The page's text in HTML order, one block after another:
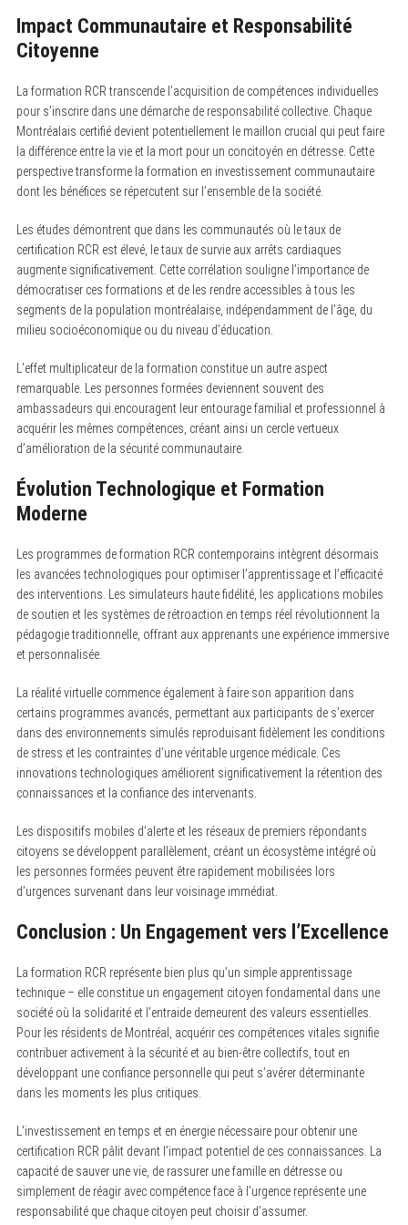
Impact Communautaire et Responsabilité
Citoyenne
La formation RCR transcende l’acquisition de compétences individuelles
pour s’inscrire dans une démarche de responsabilité collective. Chaque
Montréalais certifié devient potentiellement le maillon crucial qui peut faire
la différence entre la vie et la mort pour un concitoyén en détresse. Cette
perspective transforme la formation en investissement communautaire
dont les bénéfices se répercutent sur l’ensemble de la société.
Les études démontrent que dans les communautés où le taux de
certification RCR est élevé, le taux de survie aux arrêts cardiaques
augmente significativement. Cette corrélation souligne l’importance de
démocratiser ces formations et de les rendre accessibles à tous les
segments de la population montréalaise, indépendamment de l’âge, du
milieu socioéconomique ou du niveau d’éducation.
L’effet multiplicateur de la formation constitue un autre aspect
remarquable. Les personnes formées deviennent souvent des
ambassadeurs qui encouragent leur entourage familial et professionnel à
acquérir les mêmes compétences, créant ainsi un cercle vertueux
d’amélioration de la sécurité communautaire.
Évolution Technologique et Formation
Moderne
Les programmes de formation RCR contemporains intègrent désormais
les avancées technologiques pour optimiser l’apprentissage et l’efficacité
des interventions. Les simulateurs haute fidélité, les applications mobiles
de soutien et les systèmes de rétroaction en temps réel révolutionnent la
pédagogie traditionnelle, offrant aux apprenants une expérience immersive
et personnalisée.
La réalité virtuelle commence également à faire son apparition dans
certains programmes avancés, permettant aux participants de s’exercer
dans des environnements simulés reproduisant fidèlement les conditions
de stress et les contraintes d’une véritable urgence médicale. Ces
innovations technologiques améliorent significativement la rétention des
connaissances et la confiance des intervenants.
Les dispositifs mobiles d’alerte et les réseaux de premiers répondants
citoyens se développent parallèlement, créant un écosystème intégré où
les personnes formées peuvent être rapidement mobilisées lors
d’urgences survenant dans leur voisinage immédiat.
Conclusion : Un Engagement vers l’Excellence
La formation RCR représente bien plus qu’un simple apprentissage
technique – elle constitue un engagement citoyen fondamental dans une
société où la solidarité et l’entraide demeurent des valeurs essentielles.
Pour les résidents de Montréal, acquérir ces compétences vitales signifie
contribuer activement à la sécurité et au bien-être collectifs, tout en
développant une confiance personnelle qui peut s’avérer déterminante
dans les moments les plus critiques.
L’investissement en temps et en énergie nécessaire pour obtenir une
certification RCR pâlit devant l’impact potentiel de ces connaissances. La
capacité de sauver une vie, de rassurer une famille en détresse ou
simplement de réagir avec compétence face à l’urgence représente une
responsabilité que chaque citoyen peut choisir d’assumer.